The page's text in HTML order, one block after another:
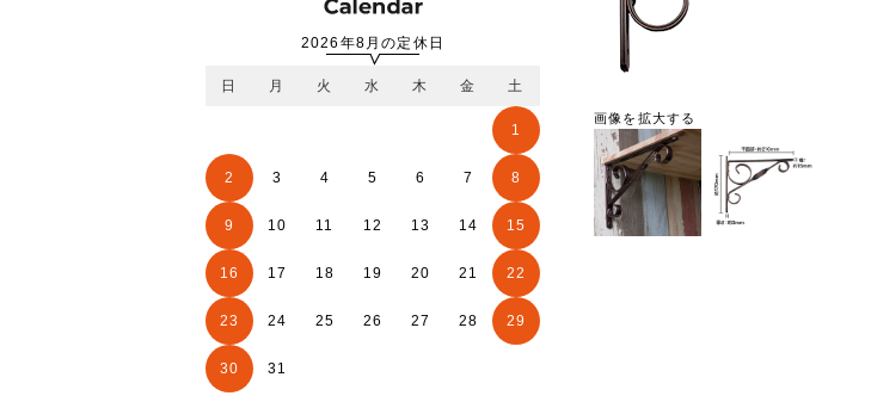
2026年8月の定休日
日 月 火 水 木 金 土
1
2 3 4 5 6 7 8
9 10 11 12 13 14 15
16 17 18 19 20 21 22
23 24 25 26 27 28 29
30 31
画像を拡大する